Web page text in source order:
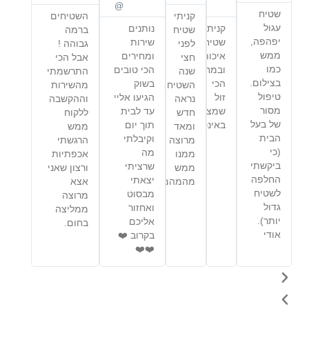
שטיח
עגול
יפהפה,
ממש
כמו
בצילום.
טיפול
מסור
של בעל
הבית
(כי
ביקשתי
החלפה
לשטיח
גדול
יותר).
אודי
@edent
קניתי
שטיח.
איכותי
ובמחיר
הכי
זול
שמצאתי
באינטרנט
קניתי
שטיח
לפני
חצי
שנה
השטיח
נראה
חדש
ומאד
מרוצה
ממנו
ממש
מהמהם
@
נותנים
שירות
ומחירים
הכי טובים
בשוק
הגיעו אליי
עד לבית
תוך יום
וקיבלתי
מה
שרציתי
יצאתי
מבסוט
ואחזור
אליכם
בקרוב ❤️
❤️❤️
השטיחים
ברמה
גבוהה !
אבל הכי
התרשמתי
מהשירות
וההקשבה
ללקוח
ממש
הרגשתי
אכפתיות
ורצון שאני
אצא
מרוצה
ממליצה
בחום.